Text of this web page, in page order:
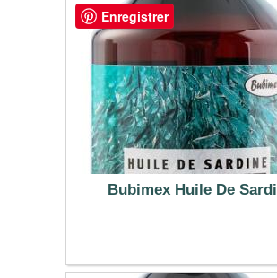
Bubimex Huile De
10.07 €
Enregistrer